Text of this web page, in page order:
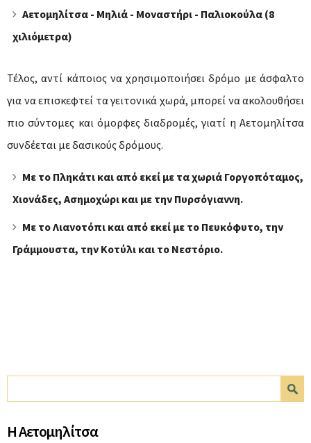
Αετομηλίτσα - Μηλιά - Μοναστήρι - Παλιοκούλα (8
χιλιόμετρα)
Τέλος, αντί κάποιος να χρησιμοποιήσει δρόμο με άσφαλτο
για να επισκεφτεί τα γειτονικά χωρά, μπορεί να ακολουθήσει
πιο σύντομες και όμορφες διαδρομές, γιατί η Αετομηλίτσα
συνδέεται με δασικούς δρόμους.
Με το Πληκάτι και από εκεί με τα χωριά Γοργοπόταμος,
Χιονάδες, Ασημοχώρι και με την Πυρσόγιαννη.
Με το Λιανοτόπι και από εκεί με το Πευκόφυτο, την
Γράμμουστα, την Κοτύλι και το Νεστόριο.
Φόρμα αναζήτησης
Η Αετομηλίτσα